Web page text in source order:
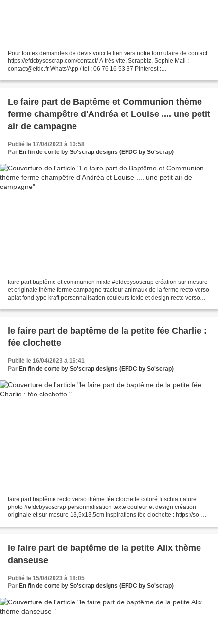
Pour toutes demandes de devis voici le lien vers notre formulaire de contact :
https://efdcbysoscrap.com/contact/ A très vite, Scrapbiz, Sophie Mail :
contact@efdc.fr Whats'App / tel : 06 76 16 53 37 Pinterest :
Le faire part de Baptême et Communion thème
ferme champêtre d'Andréa et Louise .... une petit
air de campagne
Publié le 17/04/2023 à 10:58
Par En fin de conte by So'scrap designs (EFDC by So'scrap)
faire part baptême et communion mixte #efdcbysoscrap création sur mesure
et originale thème ferme campagne tracteur animaux de la ferme recto verso
aplat fond type kraft personnalisation couleurs texte et design recto verso
le faire part de baptême de la petite fée Charlie :
fée clochette
Publié le 16/04/2023 à 16:41
Par En fin de conte by So'scrap designs (EFDC by So'scrap)
faire part baptême recto verso thème fée clochette coloré fuschia nature
photo #efdcbysoscrap personnalisation texte couleur et design création
originale et sur mesure 13,5x13,5cm Inspirations fée clochette : https://so-
le faire part de baptême de la petite Alix thème
danseuse
Publié le 15/04/2023 à 18:05
Par En fin de conte by So'scrap designs (EFDC by So'scrap)